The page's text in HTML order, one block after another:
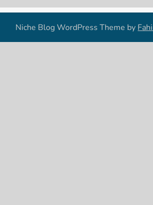
Niche Blog WordPress Theme by